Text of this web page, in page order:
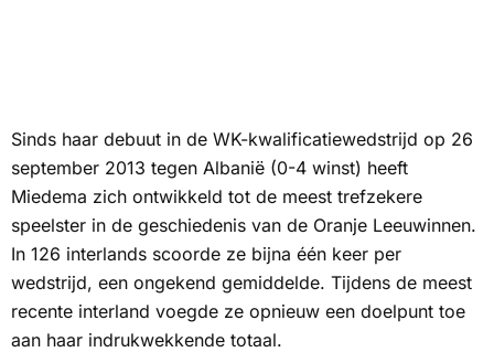
Sinds haar debuut in de WK-kwalificatiewedstrijd op 26
september 2013 tegen Albanië (0-4 winst) heeft
Miedema zich ontwikkeld tot de meest trefzekere
speelster in de geschiedenis van de Oranje Leeuwinnen.
In 126 interlands scoorde ze bijna één keer per
wedstrijd, een ongekend gemiddelde. Tijdens de meest
recente interland voegde ze opnieuw een doelpunt toe
aan haar indrukwekkende totaal.